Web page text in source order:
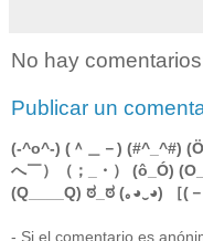
No hay
Publicar un
(-^o^-) (＾＿－) (#^_^#)
へ￣）（；_・） (ô_Ó)
(Q____Q) ಠ_ಠ (｡◕‿◕) ［(
- Si el comentario es